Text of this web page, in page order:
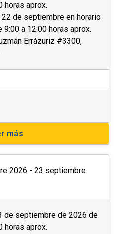
horas aprox.
22 de septiembre en horario
9:00 a 12:00 horas aprox.
Errázuriz #3300,
más
2026 - 23 septiembre
de septiembre de 2026 de
horas aprox.